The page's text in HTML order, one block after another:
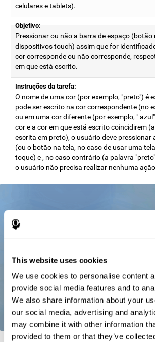
This website uses cookies
We use cookies to personalise content
provide social media features and to
We also share information about your
our social media, advertising and
may combine it with other information
provided to them or that they’ve
celulares e tablets).
Objetivo:
Pressionar ou não a barra de espaço (botão
dispositivos touch) assim que for
cor corresponde ou não corresponde,
em que está escrito.
Instruções da tarefa:
O nome de uma cor (por exemplo, "preto") é
pode ser escrito na cor correspondente (no
ou em uma cor diferente (por exemplo, "
cor e a cor em que está escrito coincidirem
escrita em preto), o usuário deve pressionar
(ou o botão na tela, no caso de usar uma
toque) e , no caso contrário (a palavra
o usuário não precisa realizar nenhuma